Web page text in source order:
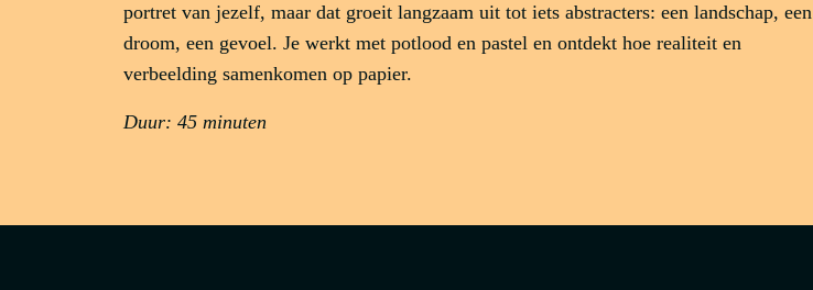
portret van jezelf, maar dat groeit langzaam uit tot iets abstracters: een landschap, een
droom, een gevoel. Je werkt met potlood en pastel en ontdekt hoe realiteit en
verbeelding samenkomen op papier.
Duur: 45 minuten